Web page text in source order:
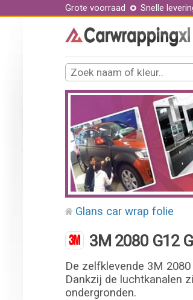
Grote voorraad Snelle
Glans car wrap folie
3M 2080 G12
De zelfklevende 3M
Dankzij de luchtkanalen
ondergronden.